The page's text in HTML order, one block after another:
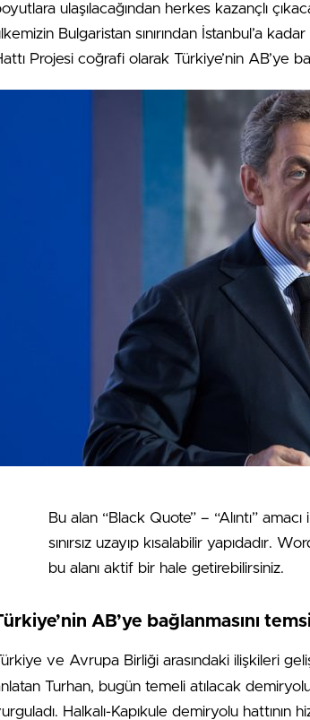
ulaşılacağından herkes kazançlı
Bulgaristan sınırından İstanbul’a
Projesi coğrafi olarak Türkiye’nin AB’ye
Bu alan “Black Quote” – “Alıntı”
sınırsız uzayıp kısalabilir yapıdadır.
bu alanı aktif bir hale getirebilirsiniz.
AB’ye bağlanmasını
ve Avrupa Birliği arasındaki ilişkileri
Turhan, bugün temeli atılacak
Halkalı-Kapıkule demiryolu hattının